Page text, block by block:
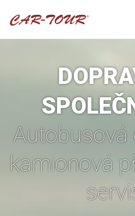
Autobusová
kamionová